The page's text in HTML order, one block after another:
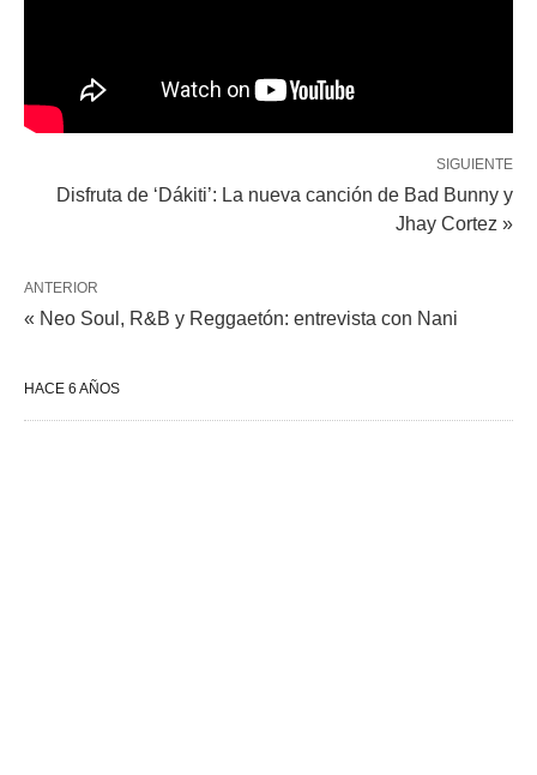
SIGUIENTE
Disfruta de ‘Dákiti’: La nueva canción de Bad Bunny y
Jhay Cortez »
ANTERIOR
« Neo Soul, R&B y Reggaetón: entrevista con Nani
HACE 6 AÑOS